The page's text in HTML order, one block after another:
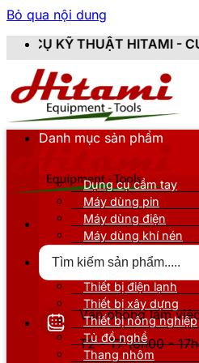
Bỏ qua nội dung
HITAMI - CUNG CẤP SẢN
Văn phòng làm
T2 - T7 (8h00 -
Danh mục sản phẩm
Dụng cụ cầm tay
Máy dùng pin
Máy dùng điện
Máy dùng khí nén
Thiết bị nâng đỡ
Thiết bị điện lạnh
Thiết bị xây dựng
Thiết bị nông nghiệp
Tủ đồ nghề
Thang nhôm